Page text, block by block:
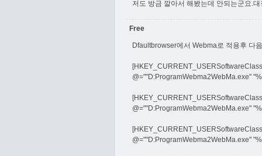
저도 방금 깔아서 해봤는데 안되는군요.
Free
Dfaultbrowser에서 Webma로 적용후 다
@=""D:ProgramWebma2WebMa.exe"
@=""D:ProgramWebma2WebMa.exe"
@=""D:ProgramWebma2WebMa.exe"